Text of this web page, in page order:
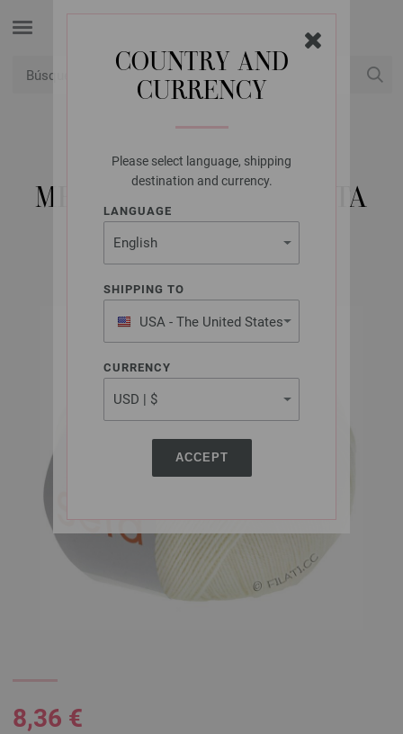
COUNTRY AND
CURRENCY
Please select language, shipping
destination and currency.
LANGUAGE
SHIPPING TO
USA - The United States
of America
CURRENCY
ACCEPT
LANA GROSSA
MEILENWEIT 100G SETA
8,36 €